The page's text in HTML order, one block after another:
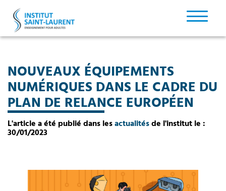
NOUVEAUX ÉQUIPEMENTS
NUMÉRIQUES DANS LE CADRE DU
PLAN DE RELANCE EUROPÉEN
L'article a été publié dans lesactualitésde l'institut le :
30/01/2023